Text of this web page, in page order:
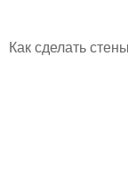
Как сделать